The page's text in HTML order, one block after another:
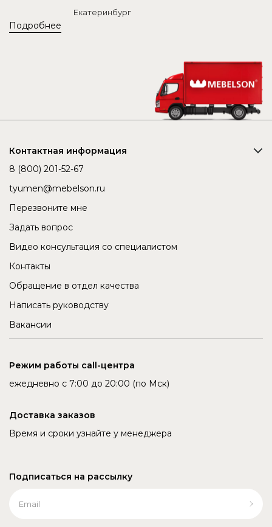
Подробнее
Екатеринбург
Контактная информация
8 (800) 201-52-67
tyumen@mebelson.ru
Перезвоните мне
Задать вопрос
Видео консультация со специалистом
Контакты
Обращение в отдел качества
Написать руководству
Вакансии
Режим работы call-центра
ежедневно с 7:00 до 20:00 (по Мск)
Доставка заказов
Время и сроки узнайте у менеджера
Подписаться на рассылку